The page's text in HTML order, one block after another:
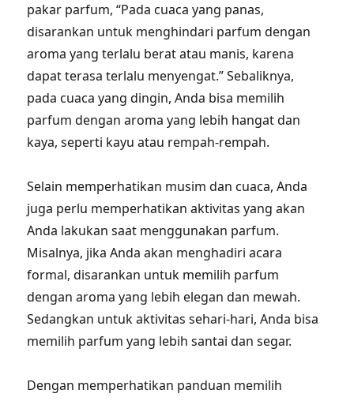
pakar parfum, “Pada cuaca yang panas,
disarankan untuk menghindari parfum dengan
aroma yang terlalu berat atau manis, karena
dapat terasa terlalu menyengat.” Sebaliknya,
pada cuaca yang dingin, Anda bisa memilih
parfum dengan aroma yang lebih hangat dan
kaya, seperti kayu atau rempah-rempah.
Selain memperhatikan musim dan cuaca, Anda
juga perlu memperhatikan aktivitas yang akan
Anda lakukan saat menggunakan parfum.
Misalnya, jika Anda akan menghadiri acara
formal, disarankan untuk memilih parfum
dengan aroma yang lebih elegan dan mewah.
Sedangkan untuk aktivitas sehari-hari, Anda bisa
memilih parfum yang lebih santai dan segar.
Dengan memperhatikan panduan memilih